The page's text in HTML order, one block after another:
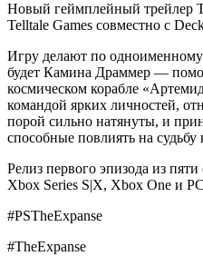
Новый геймплейный трейлер
Telltale Games совместно с
Игру делают по
будет Камина Драммер —
космическом корабле
командой ярких личностей,
порой сильно натянуты, и
способные повлиять на
Релиз первого эпизода из
Xbox Series S|X, Xbox One и
#PSTheExpanse
#TheExpanse